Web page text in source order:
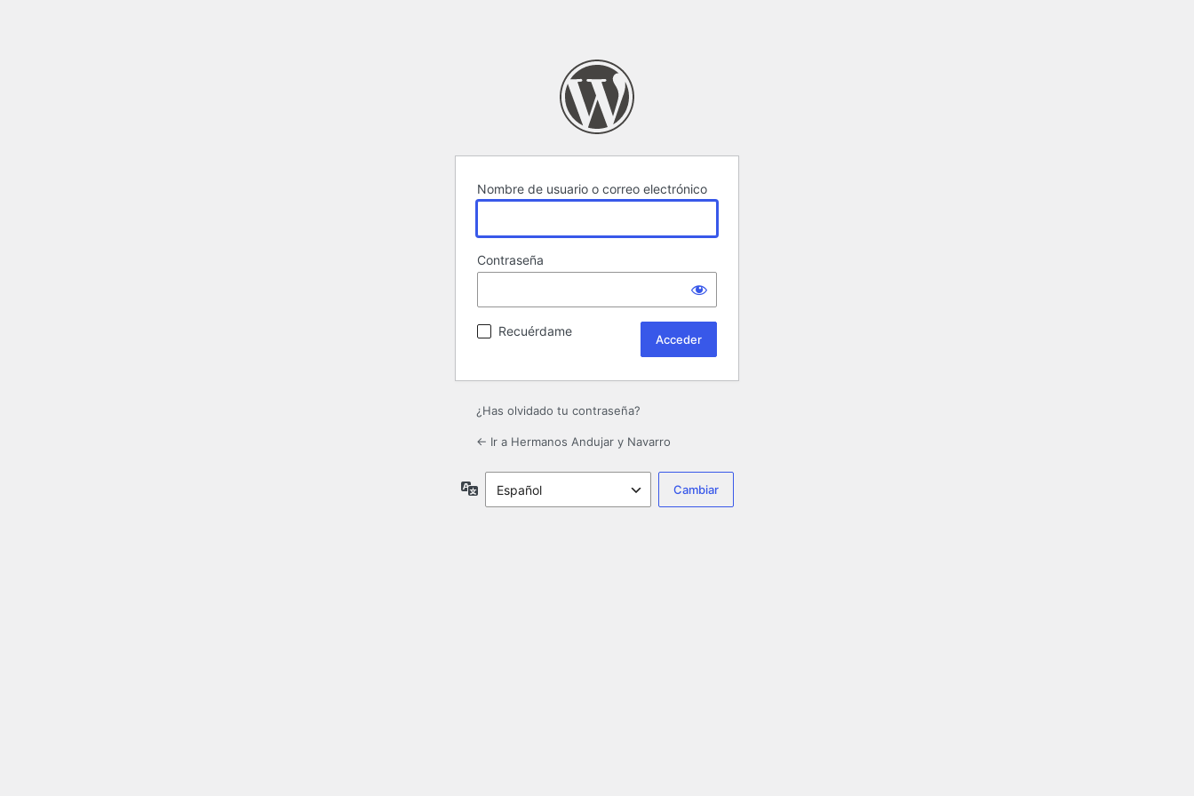
Nombre de usuario o correo electrónico
Contraseña
Recuérdame
¿Has olvidado tu contraseña?
← Ir a Hermanos Andujar y Navarro
Idioma